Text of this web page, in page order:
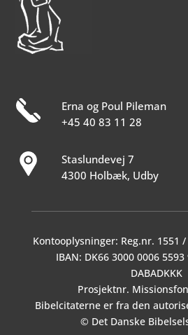
Erna og Poul Pileman
+45 40 83 11 28
Staslundevej 7
4300 Holbæk, Udby
Kontooplysninger: Reg.nr. 1551
IBAN: DK66 3000 0006 5593
DABADKKK
Prosjektnr.
Bibelcitaterne er fra den
© Det Danske